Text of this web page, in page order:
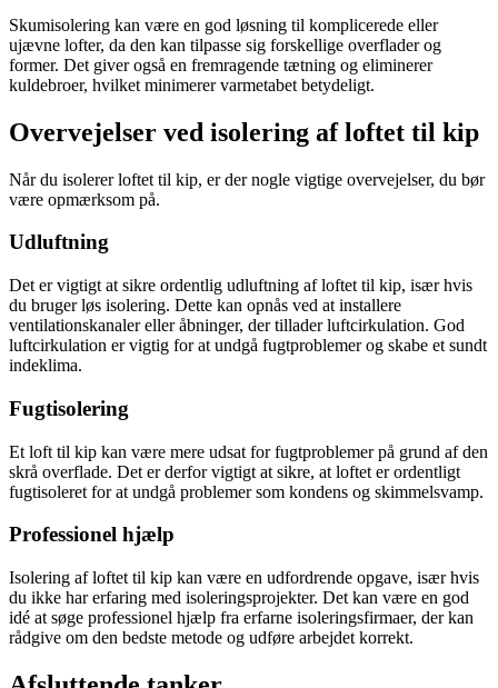
Skumisolering kan være en god løsning til komplicerede eller
ujævne lofter, da den kan tilpasse sig forskellige overflader og
former. Det giver også en fremragende tætning og eliminerer
kuldebroer, hvilket minimerer varmetabet betydeligt.
Overvejelser ved isolering af loftet til kip
Når du isolerer loftet til kip, er der nogle vigtige overvejelser, du bør
være opmærksom på.
Udluftning
Det er vigtigt at sikre ordentlig udluftning af loftet til kip, især hvis
du bruger løs isolering. Dette kan opnås ved at installere
ventilationskanaler eller åbninger, der tillader luftcirkulation. God
luftcirkulation er vigtig for at undgå fugtproblemer og skabe et sundt
indeklima.
Fugtisolering
Et loft til kip kan være mere udsat for fugtproblemer på grund af den
skrå overflade. Det er derfor vigtigt at sikre, at loftet er ordentligt
fugtisoleret for at undgå problemer som kondens og skimmelsvamp.
Professionel hjælp
Isolering af loftet til kip kan være en udfordrende opgave, især hvis
du ikke har erfaring med isoleringsprojekter. Det kan være en god
idé at søge professionel hjælp fra erfarne isoleringsfirmaer, der kan
rådgive om den bedste metode og udføre arbejdet korrekt.